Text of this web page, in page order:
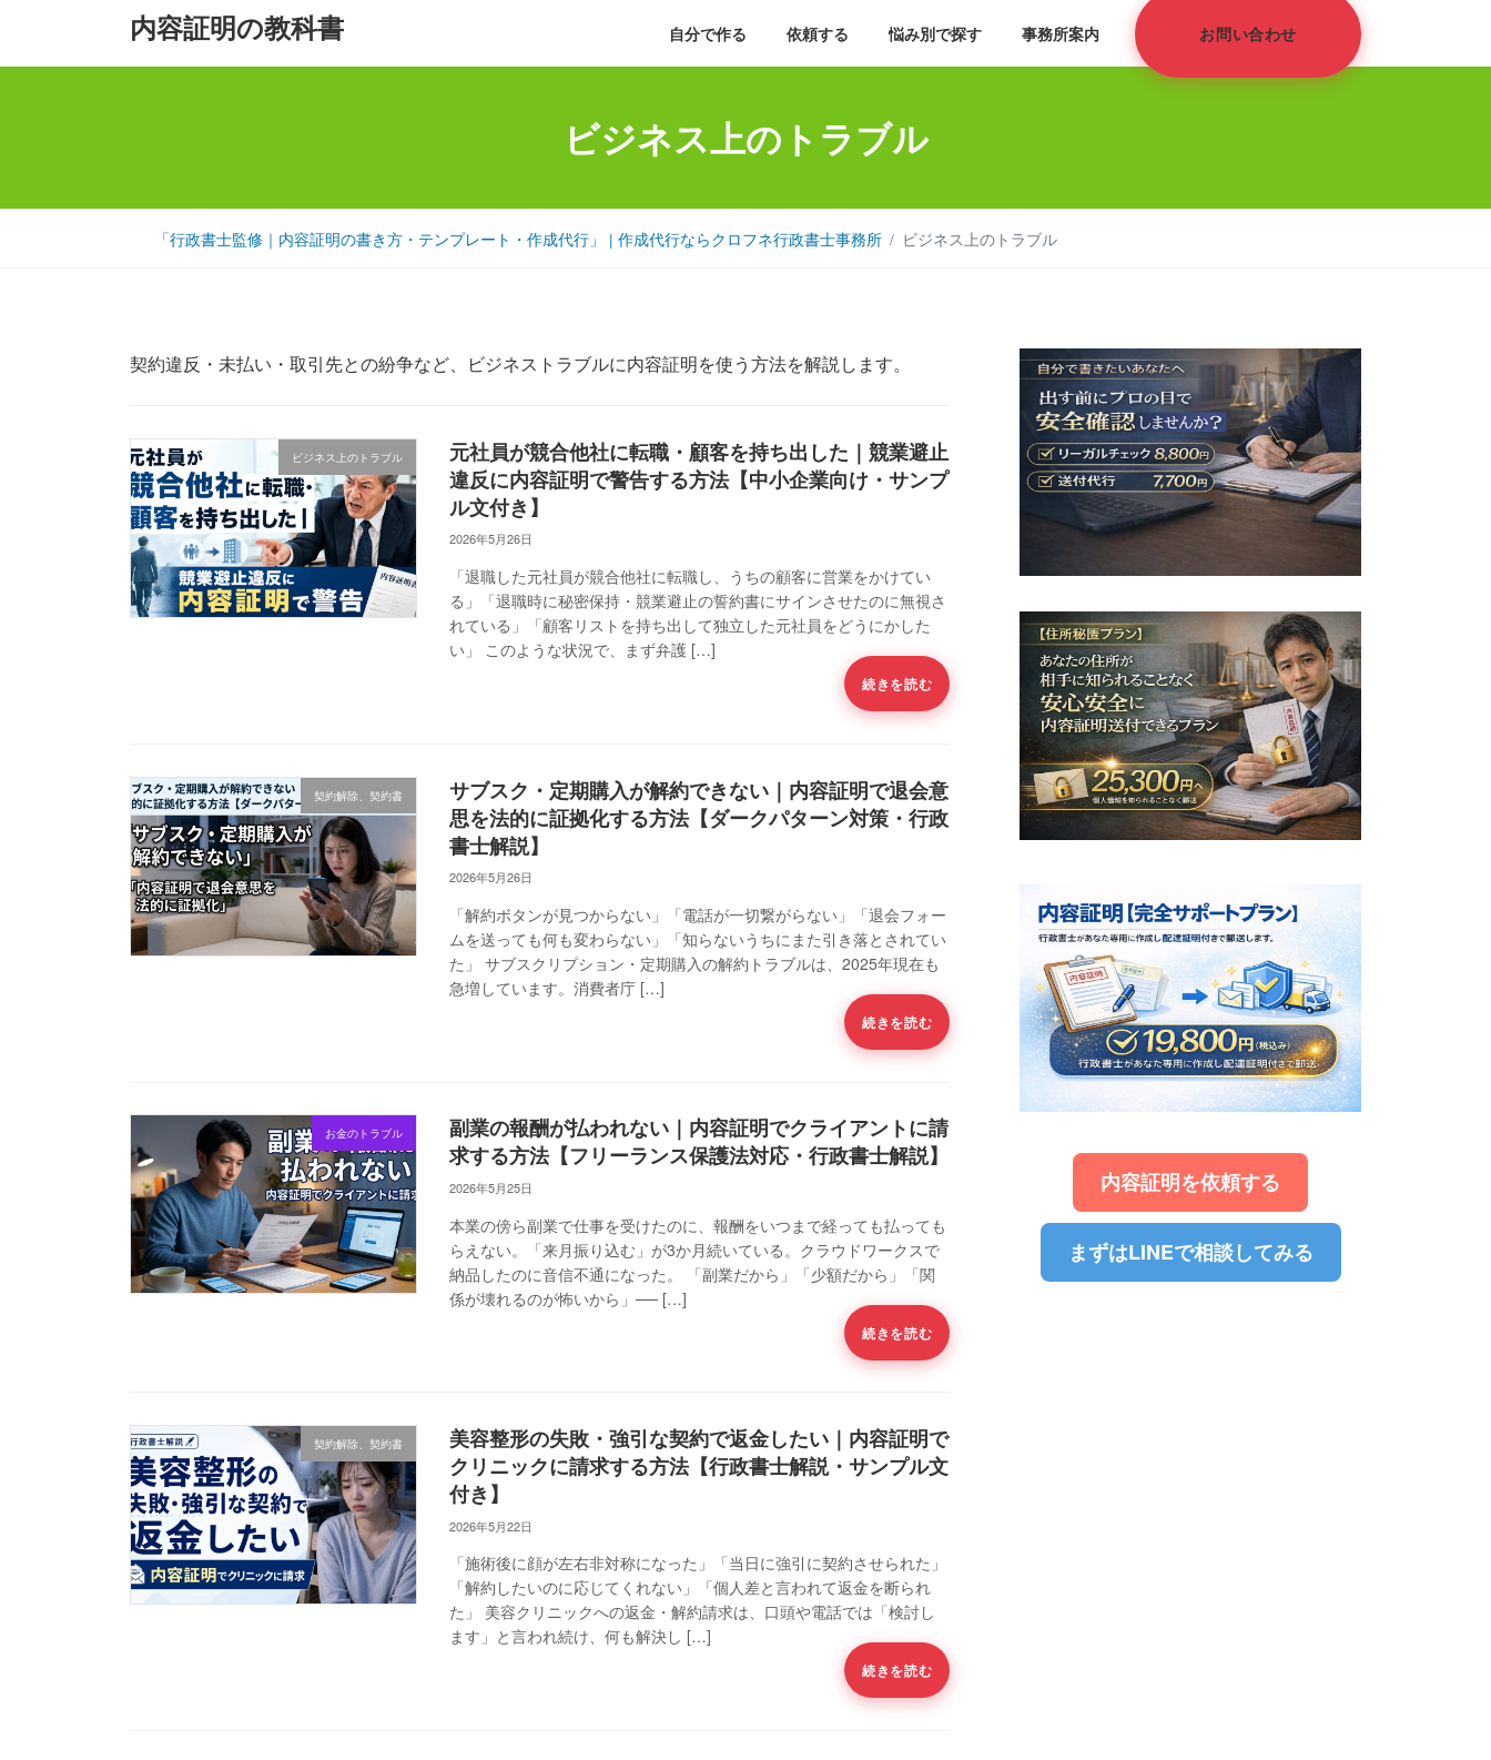
内容証明の教科書 自分で作る 依頼する 悩み別で探す 事務所案内 お問い合わせ
ビジネス上のトラブル
「行政書士監修｜内容証明の書き方・テンプレート・作成代行」 | 作成代行ならクロフネ行政書士事務所 ビジネス上のトラブル
契約違反・未払い・取引先との紛争など、ビジネストラブルに内容証明を使う方法を解説します。
ビジネス上のトラブル
元社員が競合他社に転職・顧客を持ち出した｜競業避止
違反に内容証明で警告する方法【中小企業向け・サンプ
ル文付き】
2026年5月26日
「退職した元社員が競合他社に転職し、うちの顧客に営業をかけてい
る」「退職時に秘密保持・競業避止の誓約書にサインさせたのに無視さ
れている」「顧客リストを持ち出して独立した元社員をどうにかした
い」 このような状況で、まず弁護 […]
続きを読む
契約解除、契約書
サブスク・定期購入が解約できない｜内容証明で退会意
思を法的に証拠化する方法【ダークパターン対策・行政
書士解説】
2026年5月26日
「解約ボタンが見つからない」「電話が一切繋がらない」「退会フォー
ムを送っても何も変わらない」「知らないうちにまた引き落とされてい
た」 サブスクリプション・定期購入の解約トラブルは、2025年現在も
急増しています。消費者庁 […]
続きを読む
お金のトラブル
副業の報酬が払われない｜内容証明でクライアントに請
求する方法【フリーランス保護法対応・行政書士解説】
2026年5月25日
本業の傍ら副業で仕事を受けたのに、報酬をいつまで経っても払っても
らえない。「来月振り込む」が3か月続いている。クラウドワークスで
納品したのに音信不通になった。 「副業だから」「少額だから」「関
係が壊れるのが怖いから」── […]
続きを読む
契約解除、契約書
美容整形の失敗・強引な契約で返金したい｜内容証明で
クリニックに請求する方法【行政書士解説・サンプル文
付き】
2026年5月22日
「施術後に顔が左右非対称になった」「当日に強引に契約させられた」
「解約したいのに応じてくれない」「個人差と言われて返金を断られ
た」 美容クリニックへの返金・解約請求は、口頭や電話では「検討し
ます」と言われ続け、何も解決し […]
続きを読む
内容証明を依頼する
まずはLINEで相談してみる